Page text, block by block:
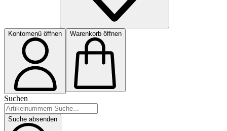
Kontomenü öffnen Warenkorb öffnen
Suchen
Suche absenden